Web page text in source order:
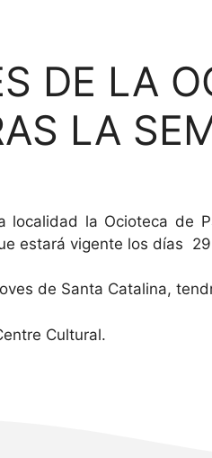
DE LA
LA
la Ocioteca de
estará vigente los días
de Santa Catalina,
Cultural.